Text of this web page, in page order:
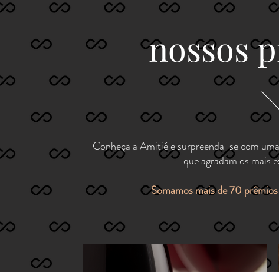
nossos
Conheça a Amitié e surpreenda-se com
que agradam os mais
Somamos mais de 70